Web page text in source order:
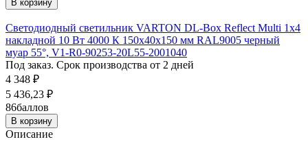
В корзину
Светодиодный светильник VARTON DL-Box Reflect Multi 1x4
накладной 10 Вт 4000 К 150х40х150 мм RAL9005 черный
муар 55°, V1-R0-90253-20L55-2001040
Под заказ. Срок производства от 2 дней
4 348 ₽
5 436,23 ₽
86баллов
В корзину
Описание